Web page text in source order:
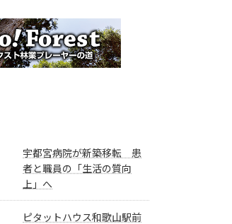
宇都宮病院が新築移転 患
者と職員の「生活の質向
上」へ
ピタットハウス和歌山駅前